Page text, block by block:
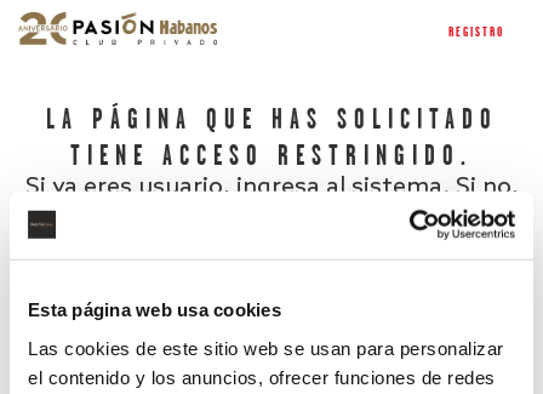
Esta página web usa cookies
Las cookies de este sitio web se usan para personalizar
el contenido y los anuncios, ofrecer funciones de redes
REGISTRO
LA PÁGINA QUE HAS SOLICITADO
TIENE ACCESO RESTRINGIDO.
Si ya eres usuario, ingresa al sistema. Si no,